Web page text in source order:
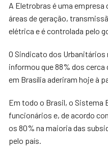
A Eletrobras é uma
áreas de geração,
elétrica e é controlada pelo
O Sindicato dos Urbanitários
informou que 88% dos
em Brasília aderiram hoje à
Em todo o Brasil, o Sistema
funcionários e, de acordo
os 80% na maioria das
pelo país.